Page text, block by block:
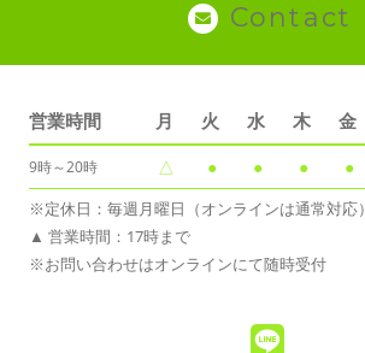
Contact
営業時間 月 火 水 木 金
9時～20時 △ ● ● ● ●
※定休日：毎週月曜日（オンラインは通常対応）
▲ 営業時間：17時まで
※お問い合わせはオンラインにて随時受付